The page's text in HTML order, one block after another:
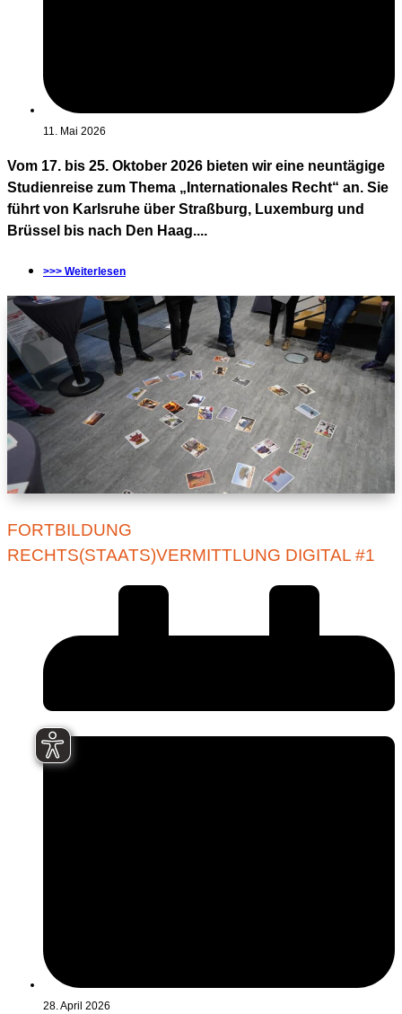
11. Mai 2026
Vom 17. bis 25. Oktober 2026 bieten wir eine neuntägige
Studienreise zum Thema „Internationales Recht“ an. Sie
führt von Karlsruhe über Straßburg, Luxemburg und
Brüssel bis nach Den Haag....
>>> Weiterlesen
FORTBILDUNG
RECHTS(STAATS)VERMITTLUNG DIGITAL #1
28. April 2026